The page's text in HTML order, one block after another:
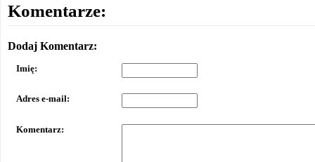
Komentarze:
Dodaj Komentarz:
Imię:
Adres e-mail:
Komentarz: